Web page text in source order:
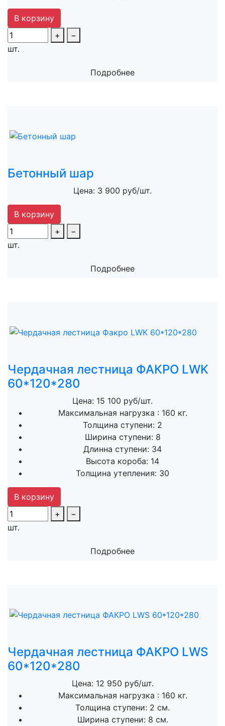
В корзину
+
−
шт.
Подробнее
Бетонный шар
Цена: 3 900 руб/шт.
В корзину
+
−
шт.
Подробнее
Чердачная лестница ФАКРО LWK
60*120*280
Цена: 15 100 руб/шт.
Максимальная нагрузка : 160 кг.
Толщина ступени: 2
Ширина ступени: 8
Длинна ступени: 34
Высота короба: 14
Толщина утепления: 30
В корзину
+
−
шт.
Подробнее
Чердачная лестница ФАКРО LWS
60*120*280
Цена: 12 950 руб/шт.
Максимальная нагрузка : 160 кг.
Толщина ступени: 2 см.
Ширина ступени: 8 см.